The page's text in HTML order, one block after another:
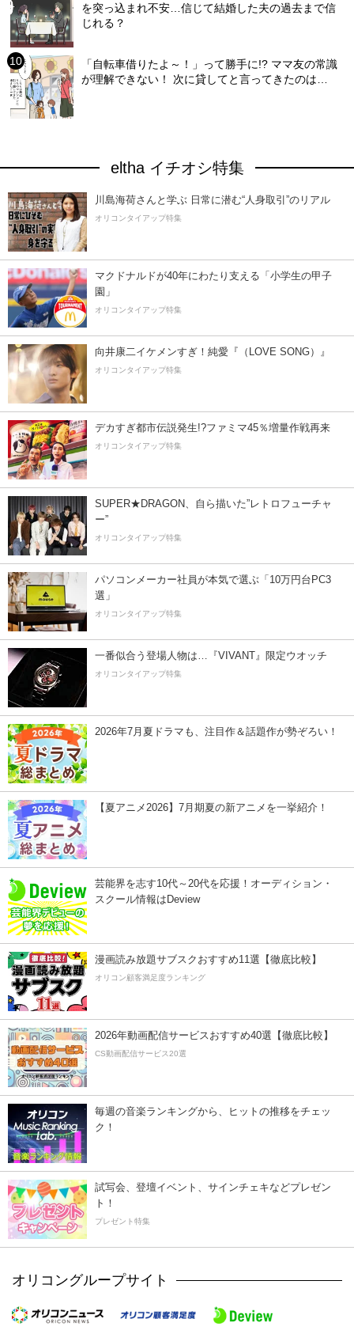
を突っ込まれ不安…信じて結婚した夫の過去まで信
じれる？
「自転車借りたよ～！」って勝手に!? ママ友の常識
が理解できない！ 次に貸してと言ってきたのは…
eltha イチオシ特集
川島海荷さんと学ぶ 日常に潜む“人身取引”のリアル
オリコンタイアップ特集
マクドナルドが40年にわたり支える「小学生の甲子
園」
オリコンタイアップ特集
向井康二イケメンすぎ！純愛『（LOVE SONG）』
オリコンタイアップ特集
デカすぎ都市伝説発生!?ファミマ45％増量作戦再来
オリコンタイアップ特集
SUPER★DRAGON、自ら描いた”レトロフューチャ
ー”
オリコンタイアップ特集
パソコンメーカー社員が本気で選ぶ「10万円台PC3
選」
オリコンタイアップ特集
一番似合う登場人物は…『VIVANT』限定ウオッチ
オリコンタイアップ特集
2026年7月夏ドラマも、注目作＆話題作が勢ぞろい！
【夏アニメ2026】7月期夏の新アニメを一挙紹介！
芸能界を志す10代～20代を応援！オーディション・
スクール情報はDeview
漫画読み放題サブスクおすすめ11選【徹底比較】
オリコン顧客満足度ランキング
2026年動画配信サービスおすすめ40選【徹底比較】
CS動画配信サービス20選
毎週の音楽ランキングから、ヒットの推移をチェッ
ク！
試写会、登壇イベント、サインチェキなどプレゼン
ト！
プレゼント特集
オリコングループサイト